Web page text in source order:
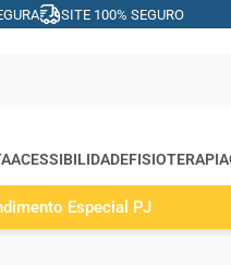
SITE 100% SEGURO
ACESSIBILIDADEFISIOTERAPIA
Especial PJ